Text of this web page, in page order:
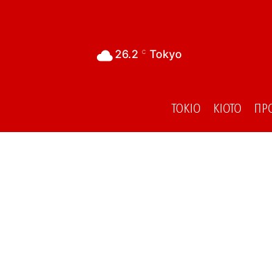
26.2 C Tokyo
ΤΟΚΙΟ ΚΙΟΤΟ